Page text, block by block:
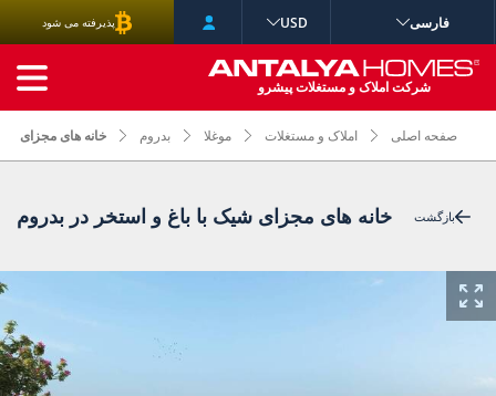
صفحه اصلی املاک و مستغلات موغلا بدروم خانه های مجزای
بازگشت خانه های مجزای شیک با باغ و استخر در بدروم
فارسی USD پذیرفته می شود
شرکت املاک و مستغلات پیشرو
جستجوی پیشرفته